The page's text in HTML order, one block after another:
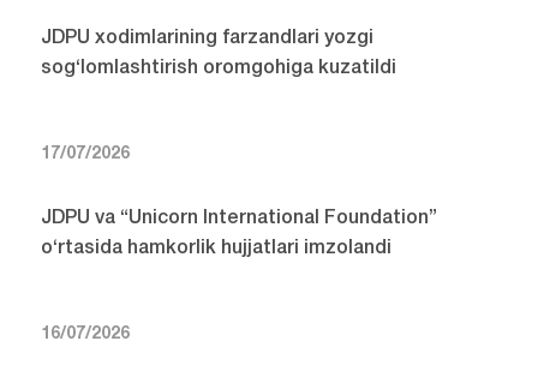
JDPU xodimlarining farzandlari yozgi
sog‘lomlashtirish oromgohiga kuzatildi
17/07/2026
JDPU va “Unicorn International Foundation”
o‘rtasida hamkorlik hujjatlari imzolandi
16/07/2026